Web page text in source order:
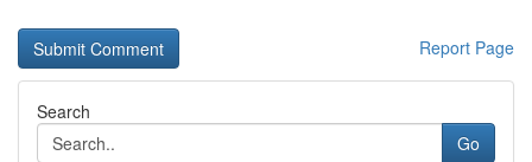
Report Page
Search
Go